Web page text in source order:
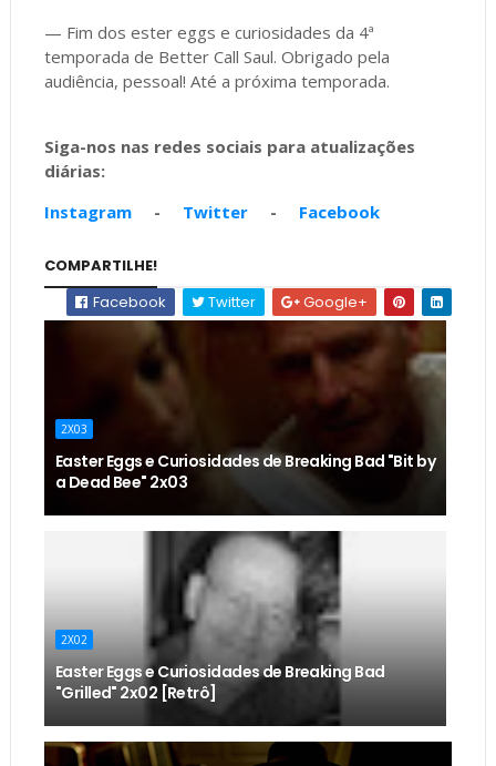
— Fim dos ester eggs e curiosidades da 4ª
temporada de Better Call Saul. Obrigado pela
audiência, pessoal! Até a próxima temporada.
Siga-nos nas redes sociais para atualizações
diárias:
Instagram- Twitter- Facebook
COMPARTILHE!
Facebook
Twitter Google+
2X03
Easter Eggs e Curiosidades de Breaking Bad "Bit by
a Dead Bee" 2x03
2X02
Easter Eggs e Curiosidades de Breaking Bad
"Grilled" 2x02 [Retrô]